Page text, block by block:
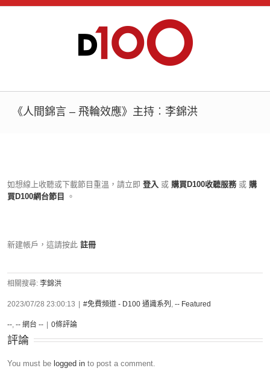
《人間錦言 – 飛輪效應》主持︰李錦洪
如想線上收聽或下載節目重溫，請立即 登入 或 購買D100收聽服務 或 購
買D100網台節目
。
新建帳戶，這請按此 註冊
相關搜尋: 李錦洪
2023/07/28 23:00:13 #免費頻道 - D100 通識系列 , -- Featured
--, -- 網台 -- 0條評論
評論
You must be logged in to post a comment.